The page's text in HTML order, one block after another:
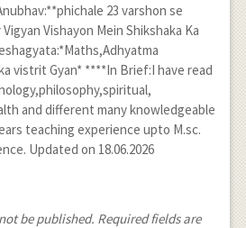
23 varshon se
Vishayon Mein Shikshaka Ka
vistrit Gyan* ****In Brief:I have read
and different many knowledgeable
teaching experience upto M.sc.
Updated on 18.06.2026
be published. Required fields are